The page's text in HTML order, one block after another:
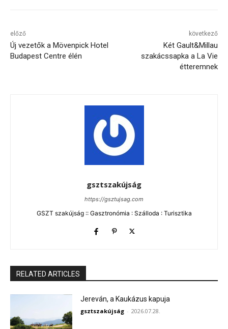
előző
Új vezetők a Mövenpick Hotel
Budapest Centre élén
következő
Két Gault&Millau
szakácssapka a La Vie
étteremnek
gsztszakújság
https://gsztujsag.com
GSZT szakújság :: Gasztronómia : Szálloda : Turisztika
RELATED ARTICLES
Jereván, a Kaukázus kapuja
gsztszakújság - 2026.07.28.